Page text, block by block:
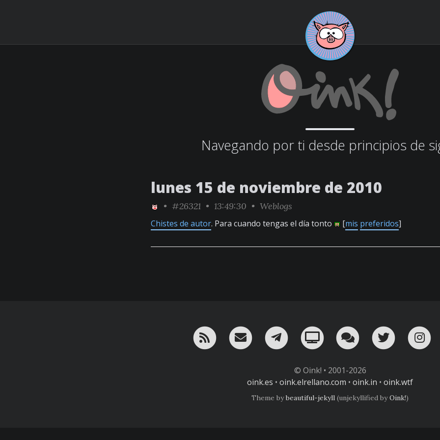
Navegando por ti desde principios de
lunes 15 de noviembre de 2010
• #26321 • 13:49:30 • Weblogs
Chistes de autor. Para cuando tengas el día tonto [mis preferidos]
RSS ¡Mándame un email!
¡Nuestro canal en Telegram!
Oink! TV Charla conTwitter
© Oink! • 2001-2026
oink.es • oink.elrellano.com • oink.in • oink.wtf
Theme bybeautiful-jekyll (unjekyllified byOink!)